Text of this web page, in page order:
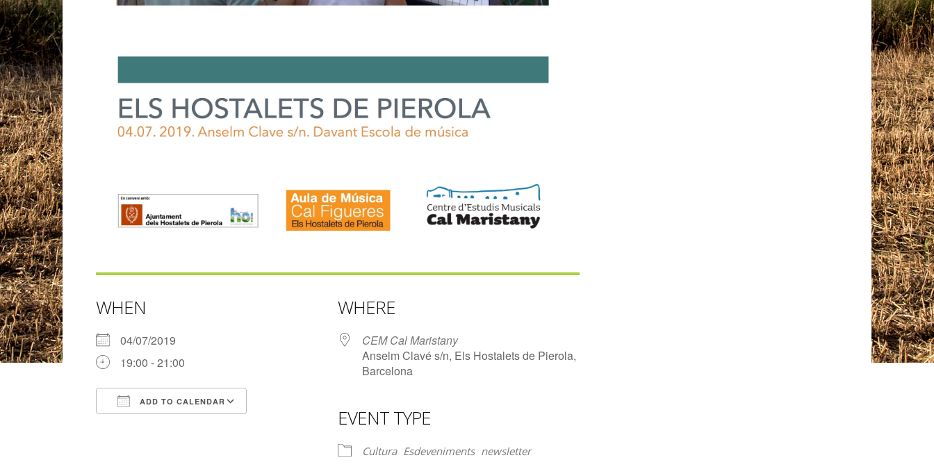
WHEN
04/07/2019
19:00 - 21:00
ADD TO CALENDAR
Google Calendar iCalendar
WHERE
CEM Cal Maristany
Anselm Clavé s/n, Els Hostalets de Pierola,
Barcelona
EVENT TYPE
Cultura Esdeveniments newsletter